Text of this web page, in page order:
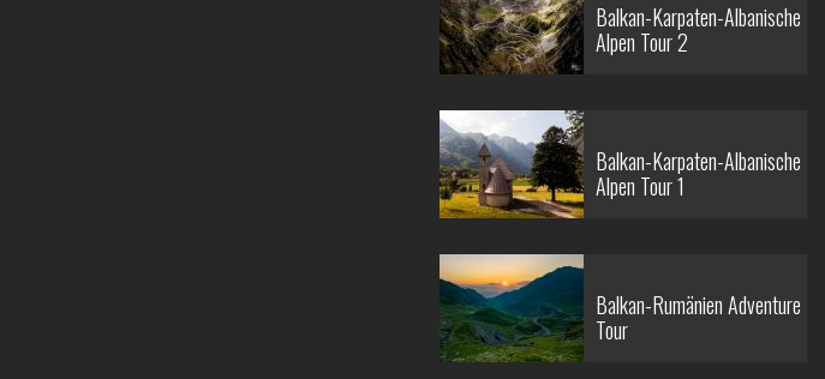
Balkan-Karpaten-Albanische
Alpen Tour 2
Balkan-Karpaten-Albanische
Alpen Tour 1
Balkan-Rumänien Adventure
Tour